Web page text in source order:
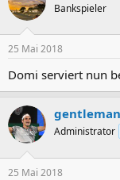
Bankspieler
25 Mai 2018
Domi serviert nun
gentleman
Administrator
25 Mai 2018